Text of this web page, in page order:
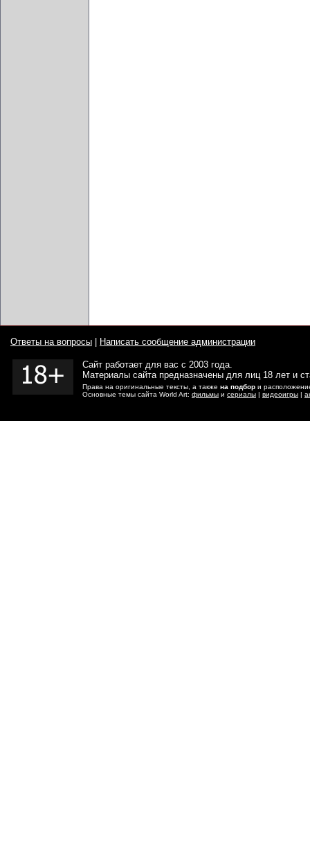
Ответы на вопросы Написать сообщение администрации
Сайт работает для вас с 2003 года.
Материалы сайта предназначены для лиц 18 лет и
Права на оригинальные тексты, а также на подбор и
Основные темы сайта World Art: фильмы и сериалы | видеоигры |